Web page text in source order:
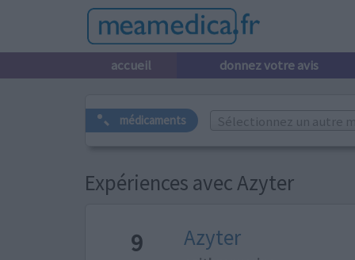
accueil donnez votre avis
médicaments Sélectionnez un autre
Expériences avec Azyter
9 Azyter